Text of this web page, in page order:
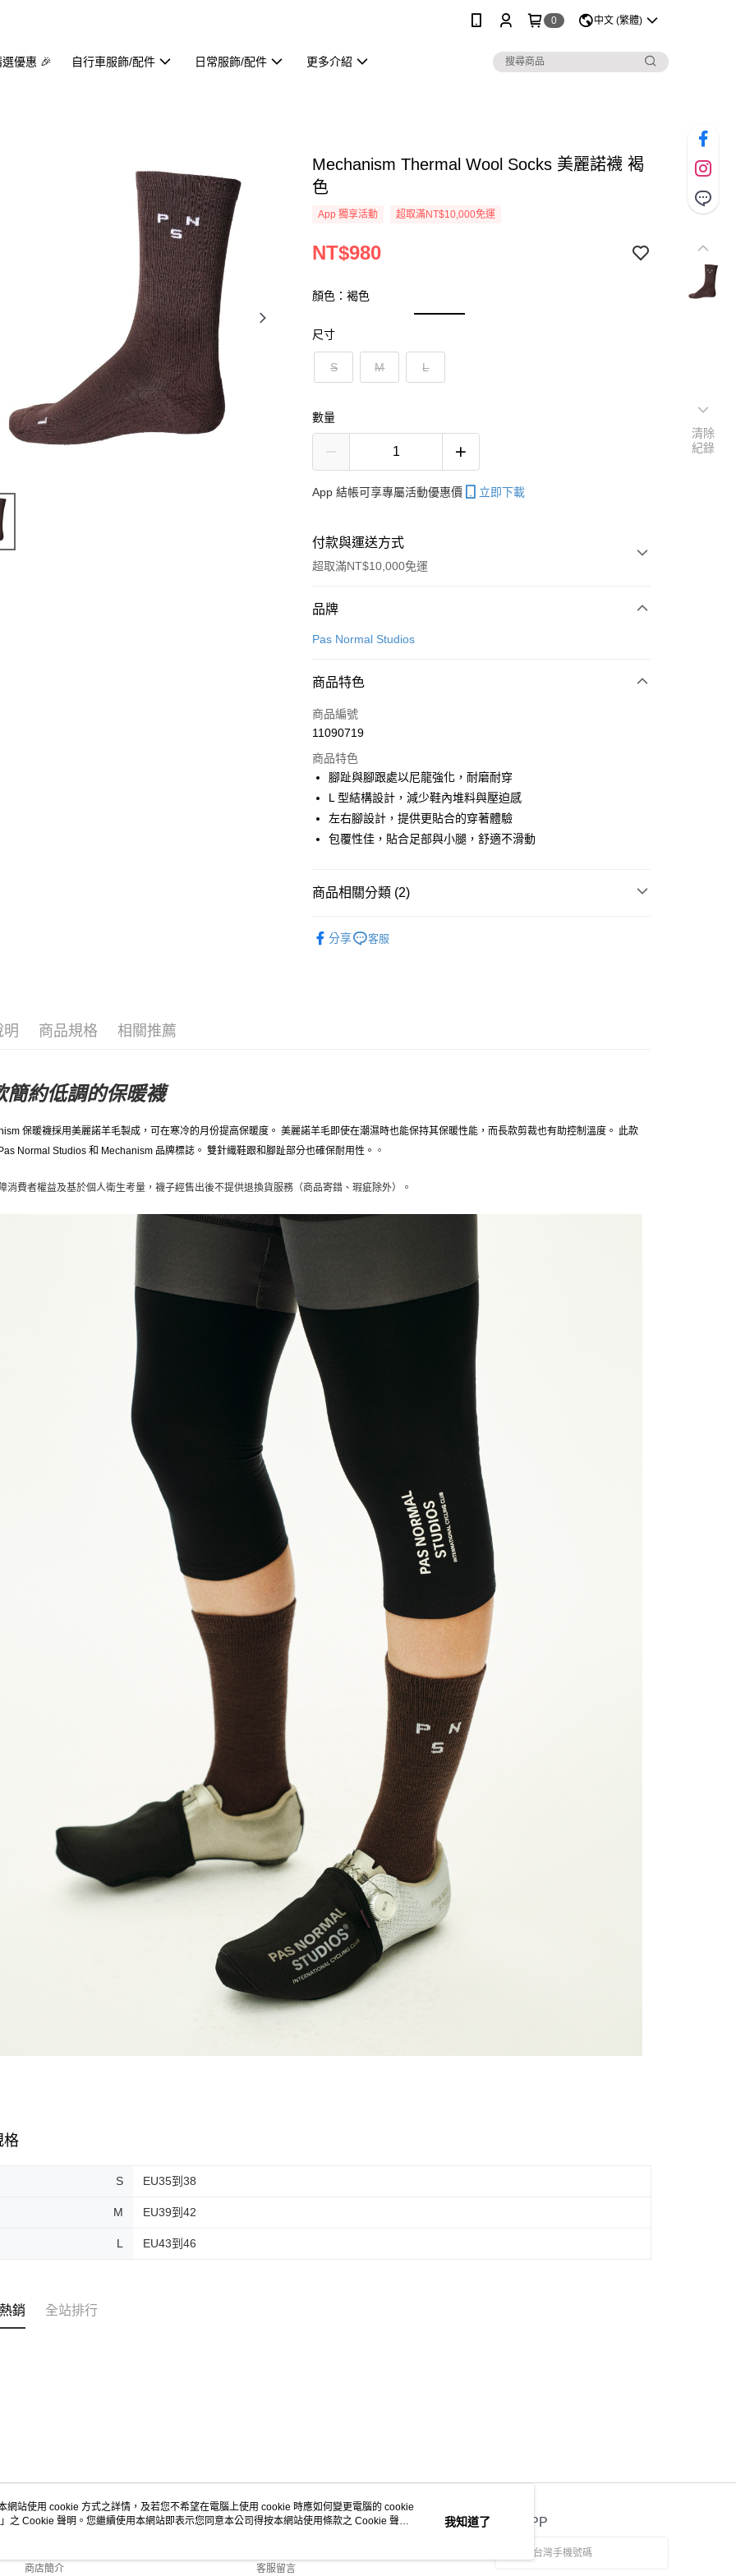
0 中文 (繁體)
優惠 🎉 自行車服飾/配件 日常服飾/配件 更多介紹
Mechanism Thermal Wool Socks 美麗諾襪 褐
色
App 獨享活動 超取滿NT$10,000免運
NT$980
顏色：褐色
尺寸
S M L
數量
App 結帳可享專屬活動優惠價 立即下載
付款與運送方式
超取滿NT$10,000免運
付款方式
信用卡一次付款
Apple Pay
Google Pay
運送方式
全家店到店
付款後全家取貨
7-11店到店
品牌
Pas Normal Studios
商品特色
商品編號
11090719
商品特色
腳趾與腳跟處以尼龍強化，耐磨耐穿
L 型結構設計，減少鞋內堆料與壓迫感
左右腳設計，提供更貼合的穿著體驗
包覆性佳，貼合足部與小腿，舒適不滑動
商品相關分類 (2)
分享 客服
明 商品規格 相關推薦
簡約低調的保暖襪
保暖襪採用美麗諾羊毛製成，可在寒冷的月份提高保暖度。 美麗諾羊毛即使在潮濕時也能保持其保暖性能，而長款剪裁也有助控制溫度。 此款
Normal Studios 和 Mechanism 品牌標誌。 雙針織鞋跟和腳趾部分也確保耐用性。 。
消費者權益及基於個人衛生考量，襪子經售出後不提供退換貨服務（商品寄錯、瑕疵除外） 。
格
S EU35到38
M EU39到42
L EU43到46
銷 全站排行
關於我們
商店簡介
客服資訊
客服留言
官方APP
清除
紀錄
網站使用 cookie 方式之詳情，及若您不希望在電腦上使用 cookie 時應如何變更電腦的 cookie
」之 Cookie 聲明。您繼續使用本網站即表示您同意本公司得按本網站使用條款之 Cookie 聲明
我知道了